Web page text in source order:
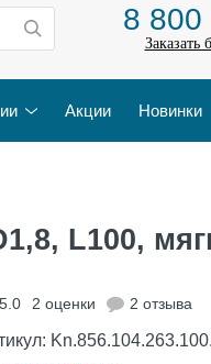
8 800
Заказать
Акции Новинки
L100,
5.0 2 оценки 2 отзыва